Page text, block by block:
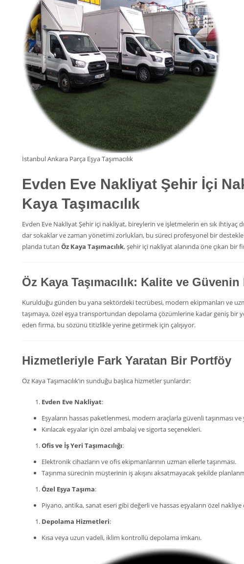
İstanbul Ankara Parça Eşya Taşımacılık
Evden Eve Nakliyat Şehir İçi
Kaya Taşımacılık
Evden Eve Nakliyat Şehir içi nakliyat, bireylerin ve işletmelerin en sık
dar sokaklar ve zaman yönetimi zorlukları, bu süreci profesyonel bir
planda tutan Öz Kaya Taşımacılık, şehir içi nakliyat alanında öne çıkan
Öz Kaya Taşımacılık: Kalite ve
Kurulduğu günden bu yana sektördeki tecrübesi, modern ekipmanları ve
taşımaya, özel eşya transportundan depolama çözümlerine kadar geniş bir
eden firma, bu sözünü titizlikle yerine getirmek için çalışıyor.
Hizmetleriyle Fark Yaratan Bir Portföy
Öz Kaya Taşımacılık’ın sunduğu başlıca hizmetler şunlardır:
Evden Eve Nakliyat:
Eşyaların hassas paketlenmesi, modern araçlarla güvenli taşınması
Kırılacak eşyalar için özel ambalaj ve sigorta seçenekleri.
Ofis ve İş Yeri Taşımacılığı:
Elektronik cihazların ve ofis ekipmanlarının uzman ellerle taşınması.
Taşınma sürecinin müşterinin iş akışını aksatmayacak şekilde
Özel Eşya Taşıma:
Piyano, antika, sanat eseri gibi değerli ve hassas eşyaların özel
Depolama Hizmetleri:
Kısa veya uzun vadeli, iklim kontrollü depolama imkanı.